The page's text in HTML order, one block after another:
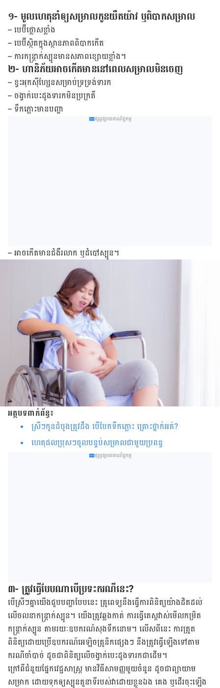
១- មូលហេតុ​នាំ​ឲ្យ​សម្រាល​កូន​យឺតយ៉ាវ ឬ​ពិបាក​សម្រាល
– បេប៊ី​ថ្លោស​ខ្លាំង
– បេប៊ី​ស្ថិត​ក្នុង​ស្ថានភាព​ពិបាក​កើត
– ការ​កន្ត្រាក់ស្បូន​មាន​សភាព​ខ្សោយ​ខ្លាំង។
២- ហានិភ័យ​អាច​កើត​មាន​នៅ​ពេល​សម្រាល​មិន​ចេញ
– ខ្វះ​អុកស៊ីហ្សែន​សម្រាប់​ទ្រទ្រង់​ទារក
– ចង្វាក់​បេះដូង​ទារក​មិន​ប្រក្រតី
– ទឹក​ភ្លោះ​មាន​បញ្ហា
ផ្សព្វផ្សាយពាណិជ្ជកម្ម
– អាច​កើត​មាន​ជំងឺ​រលាក ឬ​ដំបៅ​ស្បូន។
អត្ថបទ​ពាក់​ព័ន្ធ៖
ស្រីៗកូនដំបូងត្រូវដឹង បើបែក​ទឹកភ្លោះ ​គ្រោះ​ថ្នាក់​អត់?
ហេតុ​ផល​ប្រុសៗ​​ចូល​បន្ទប់​សម្រាល​ជា​មួយ​​ប្រពន្ធ
ផ្សព្វផ្សាយពាណិជ្ជកម្ម
៣- ត្រូវធ្វើ​បែប​ណា​បើ​ប្រទះ​ករណីនេះ?
បើ​ស្រីៗ​គ្នា​យើង​ជួប​បញ្ហា​បែប​នេះ គ្រូពេទ្យ​នឹង​ធ្វើការ​ពិនិត្យ​យ៉ាង​ដិតដល់
លើ​ចលនា​កន្ត្រាក់ស្បូន។ យើង​ត្រូវ​ឆ្លង​កាត់ ការ​ធ្វើ​តេស្ត​វាស់​មើល​កម្រិត​
កន្ត្រាក់​ស្បូន តាម​រយៈ​ឧបករណ៍​សុង​ទឹក​នោម។ លើស​ពី​នេះ ការ​ត្រួត​
ពិនិត្យ​ដោយ​ប្រើ​ឧបករណ៍​អេឡិចត្រូនិក​ផ្សេងៗ នឹង​ត្រូវ​ធ្វើឡើង​ទៅ​តាម​
ករណីចាំ​បាច់ ដូច​ជា​ពិនិត្យ​លើ​ចង្វាក់​បេះដូង​ទារក​ជាដើម។
ក្រៅ​ពី​ជំនួយ​ផ្នែក​វេជ្ជសាស្ត្រ មាន​វិធី​សាមញ្ញ​មួយ​ចំនួន​ ដូច​ជា​ព្យាយាម​
សម្រាក ដោយ​ទុក​ឲ្យ​ស្បូន​តួនាទី​របស់​វា​ដោយ​ខ្លួន​ឯង គេង ឬ​ដើរ​ចុះ​ឡើង